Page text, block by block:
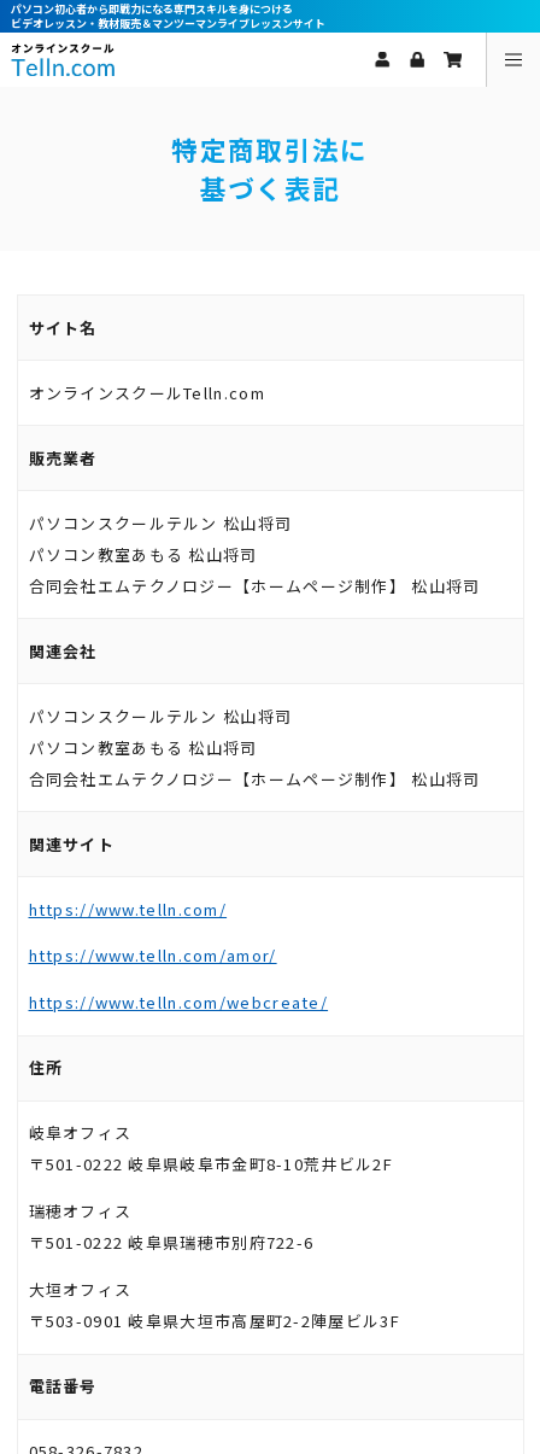
パソコン初心者から即戦力になる専門スキルを身につける
ビデオレッスン・教材販売＆マンツーマンライブレッスンサイト
特定商取引法に
基づく表記
サイト名
オンラインスクールTelln.com
販売業者
パソコンスクールテルン 松山将司
パソコン教室あもる 松山将司
合同会社エムテクノロジー【ホームページ制作】 松山将司
関連会社
パソコンスクールテルン 松山将司
パソコン教室あもる 松山将司
合同会社エムテクノロジー【ホームページ制作】 松山将司
関連サイト
https://www.telln.com/
https://www.telln.com/amor/
https://www.telln.com/webcreate/
住所
岐阜オフィス
〒501-0222 岐阜県岐阜市金町8-10荒井ビル2F
瑞穂オフィス
〒501-0222 岐阜県瑞穂市別府722-6
大垣オフィス
〒503-0901 岐阜県大垣市高屋町2-2陣屋ビル3F
電話番号